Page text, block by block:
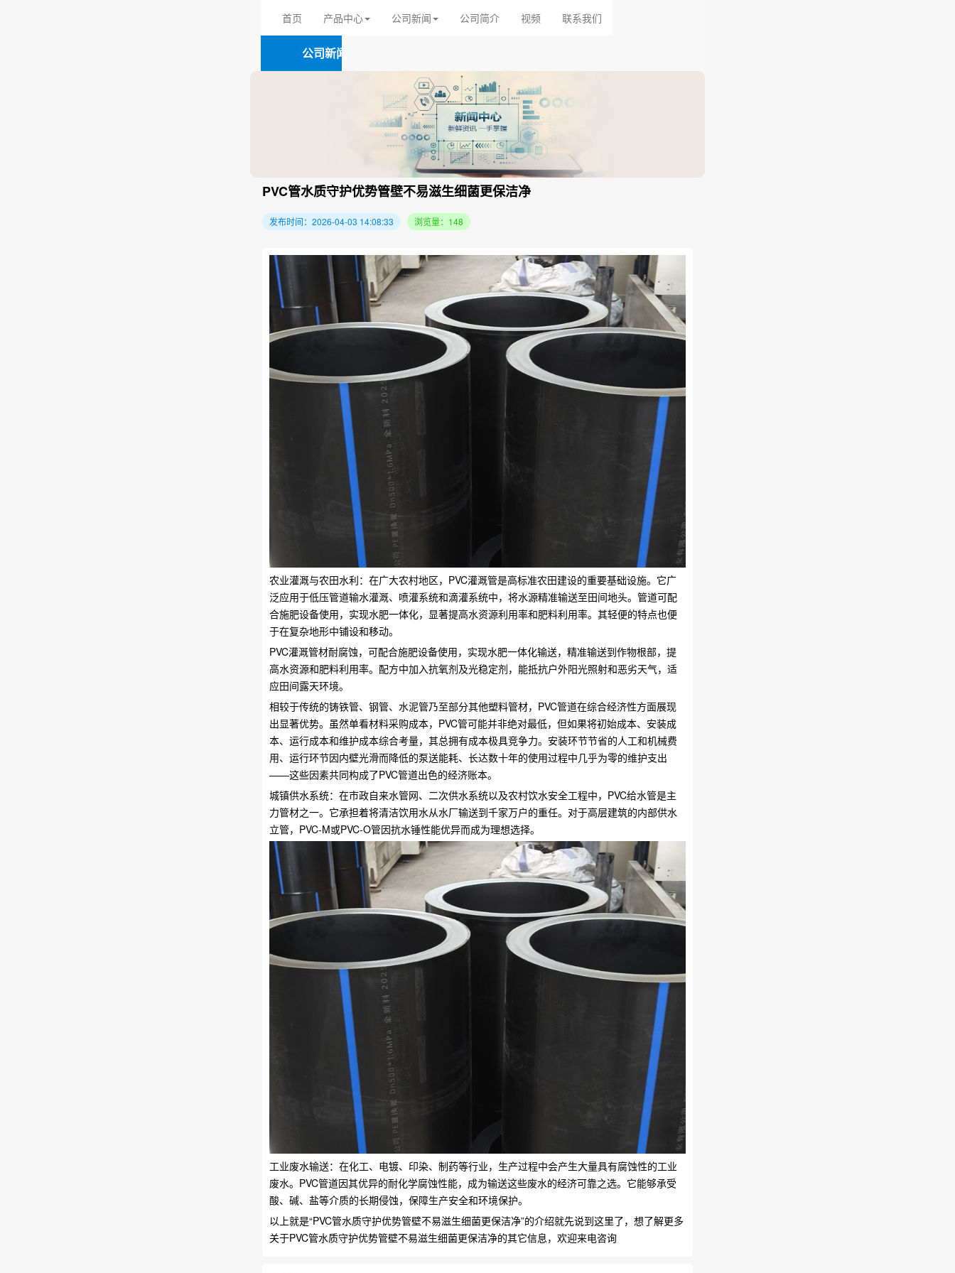
公司新闻
首页 产品中心 公司新闻 公司简介 视频 联系我们
PVC管水质守护优势管壁不易滋生细菌更保洁净
发布时间：2026-04-03 14:08:33 浏览量：148
农业灌溉与农田水利：在广大农村地区，PVC灌溉管是高标准农田建设的重要基础设施。它广
泛应用于低压管道输水灌溉、喷灌系统和滴灌系统中，将水源精准输送至田间地头。管道可配
合施肥设备使用，实现水肥一体化，显著提高水资源利用率和肥料利用率。其轻便的特点也便
于在复杂地形中铺设和移动。
PVC灌溉管材耐腐蚀，可配合施肥设备使用，实现水肥一体化输送，精准输送到作物根部，提
高水资源和肥料利用率。配方中加入抗氧剂及光稳定剂，能抵抗户外阳光照射和恶劣天气，适
应田间露天环境。
相较于传统的铸铁管、钢管、水泥管乃至部分其他塑料管材，PVC管道在综合经济性方面展现
出显著优势。虽然单看材料采购成本，PVC管可能并非绝对最低，但如果将初始成本、安装成
本、运行成本和维护成本综合考量，其总拥有成本极具竞争力。安装环节节省的人工和机械费
用、运行环节因内壁光滑而降低的泵送能耗、长达数十年的使用过程中几乎为零的维护支出
——这些因素共同构成了PVC管道出色的经济账本。
城镇供水系统：在市政自来水管网、二次供水系统以及农村饮水安全工程中，PVC给水管是主
力管材之一。它承担着将清洁饮用水从水厂输送到千家万户的重任。对于高层建筑的内部供水
立管，PVC-M或PVC-O管因抗水锤性能优异而成为理想选择。
工业废水输送：在化工、电镀、印染、制药等行业，生产过程中会产生大量具有腐蚀性的工业
废水。PVC管道因其优异的耐化学腐蚀性能，成为输送这些废水的经济可靠之选。它能够承受
酸、碱、盐等介质的长期侵蚀，保障生产安全和环境保护。
以上就是“PVC管水质守护优势管壁不易滋生细菌更保洁净”的介绍就先说到这里了，想了解更多
关于PVC管水质守护优势管壁不易滋生细菌更保洁净的其它信息，欢迎来电咨询